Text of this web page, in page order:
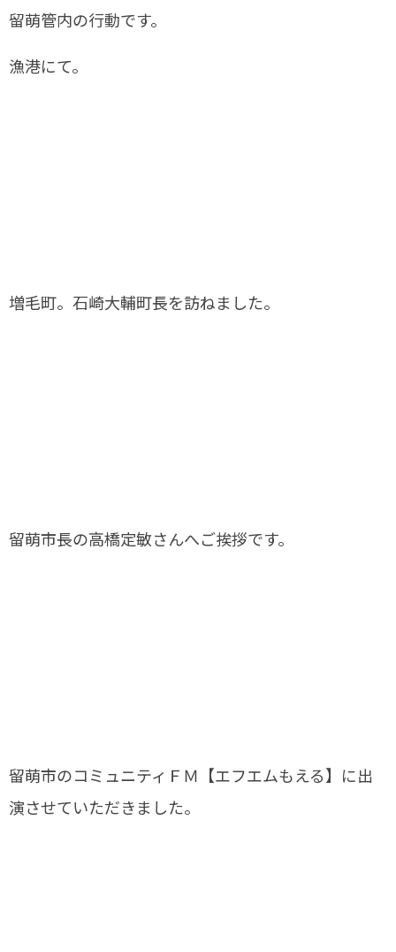
留萌管内の行動です。
漁港にて。
増毛町。石崎大輔町長を訪ねました。
留萌市長の高橋定敏さんへご挨拶です。
留萌市のコミュニティＦＭ【エフエムもえる】に出
演させていただきました。